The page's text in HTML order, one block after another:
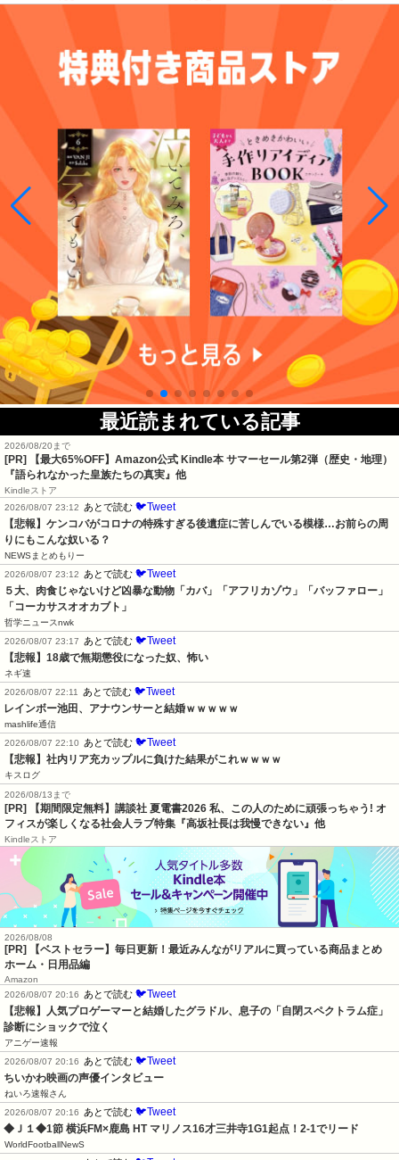
最近読まれている記事
2026/08/20まで
[PR]
【最大65%OFF】Amazon公式 Kindle本 サマーセール第2弾（歴史・地理）
『語られなかった皇族たちの真実』他
Kindleストア
2026/08/07 23:12
あとで読む 🐦Tweet
【悲報】ケンコバがコロナの特殊すぎる後遺症に苦しんでいる模様…お前らの周
りにもこんな奴いる？
NEWSまとめもりー
2026/08/07 23:12
あとで読む 🐦Tweet
５大、肉食じゃないけど凶暴な動物「カバ」「アフリカゾウ」「バッファロー」
「コーカサスオオカブト」
哲学ニュースnwk
2026/08/07 23:17
あとで読む 🐦Tweet
【悲報】18歳で無期懲役になった奴、怖い
ネギ速
2026/08/07 22:11
あとで読む 🐦Tweet
レインボー池田、アナウンサーと結婚ｗｗｗｗｗ
mashlife通信
2026/08/07 22:10
あとで読む 🐦Tweet
【悲報】社内リア充カップルに負けた結果がこれｗｗｗｗ
キスログ
2026/08/13まで
[PR] 【期間限定無料】講談社 夏電書2026 私、この人のために頑張っちゃう! オ
フィスが楽しくなる社会人ラブ特集『高坂社長は我慢できない』他
Kindleストア
2026/08/08
[PR] 【ベストセラー】毎日更新！最近みんながリアルに買っている商品まとめ
ホーム・日用品編
Amazon
2026/08/07 20:16
あとで読む 🐦Tweet
【悲報】人気プロゲーマーと結婚したグラドル、息子の「自閉スペクトラム症」
診断にショックで泣く
アニゲー速報
2026/08/07 20:16
あとで読む 🐦Tweet
ちいかわ映画の声優インタビュー
ねいろ速報さん
2026/08/07 20:16
あとで読む 🐦Tweet
◆Ｊ１◆1節 横浜FM×鹿島 HT マリノス16才三井寺1G1起点！2-1でリード
WorldFootballNewS